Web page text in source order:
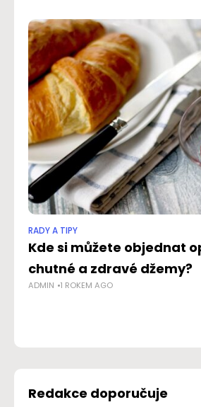
RADY A TIPY
Kde si můžete objednat
chutné a zdravé džemy?
ADMIN 1 ROKEM AGO
Redakce doporučuje